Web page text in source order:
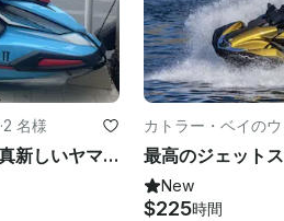
·2 名様
オーディオシステムを備えた真新しいヤマハジェットスキー
カトラー・ベイの
New
$225時間